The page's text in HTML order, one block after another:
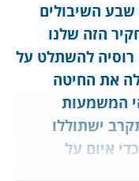
השיבולים
הזה שלנו
להשתלט על
את החיטה
המשמעות
ישתוללו
איום על